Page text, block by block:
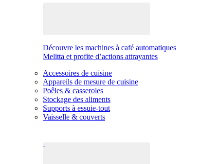
Découvre les machines à café automatiques
Melitta et profite d’actions attrayantes
Accessoires de cuisine
Appareils de mesure de cuisine
Poêles & casseroles
Stockage des aliments
Supports à essuie-tout
Vaisselle & couverts